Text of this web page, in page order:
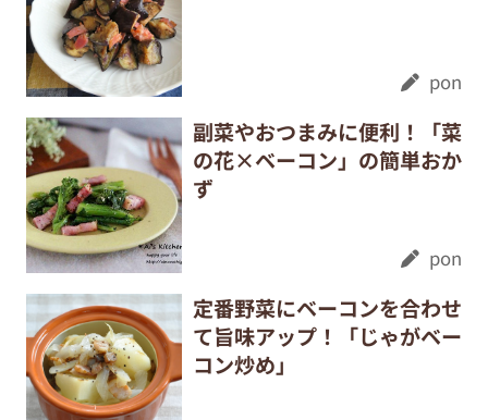
pon
副菜やおつまみに便利！「菜
の花×ベーコン」の簡単おか
ず
pon
定番野菜にベーコンを合わせ
て旨味アップ！「じゃがベー
コン炒め」